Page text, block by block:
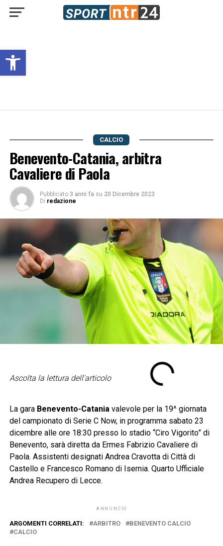
Open toolbar
CALCIO
Benevento-Catania, arbitra
Cavaliere di Paola
Pubblicato 3 anni fa su 20 Dicembre 2023
Di redazione
Ascolta la lettura dell'articolo
La gara Benevento-Cataniavalevole per la 19^ giornata
del campionato di Serie C Now, in programma sabato 23
dicembre alle ore 18:30 presso lo stadio “Ciro Vigorito” di
Benevento, sarà diretta da Ermes Fabrizio Cavaliere di
Paola. Assistenti designati Andrea Cravotta di Città di
Castello e Francesco Romano di Isernia. Quarto Ufficiale
Andrea Recupero di Lecce.
ANNUNCIO
ARGOMENTI CORRELATI: ARBITRO
BENEVENTO CALCIO
CALCIO